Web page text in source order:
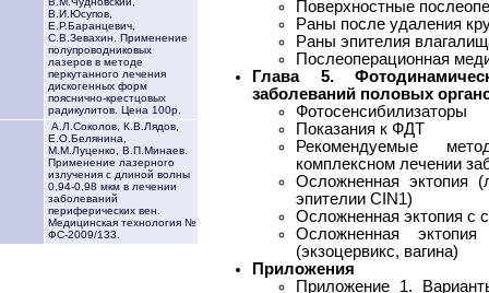
В.И.Юсупов,
Е.Р.Баранцевич,
С.В.Зевахин. Применение
полупроводниковых
лазеров в методе
перкутанного лечения
дискогенных форм
пояснично-крестцовых
радикулитов. Цена 100р.
А.Л.Соколов, К.В.Лядов,
Е.О.Белянина,
М.М.Луценко, В.П.Минаев.
Применение лазерного
излучения с длиной волны
0,94-0,98 мкм в лечении
заболеваний
периферических вен.
Медицинская технология №
ФС-2009/133.
Поверхностные
Раны после удаления
Раны эпителия
Послеоперационная
Глава 5.
заболеваний половых
Фотосенсибилизаторы
Показания к ФДТ
Рекомендуемые
комплексном лечении
Осложненная эктопия
эпителии CIN1)
Осложненная эктопия с
Осложненная
(экзоцервикс, вагина)
Приложения
Приложение 1.